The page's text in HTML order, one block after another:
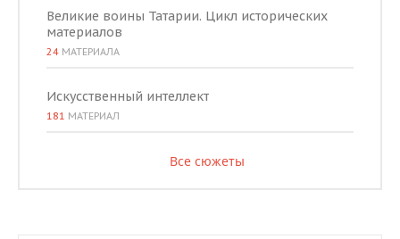
Великие воины Татарии. Цикл исторических
материалов
24 МАТЕРИАЛА
Искусственный интеллект
181 МАТЕРИАЛ
Все сюжеты